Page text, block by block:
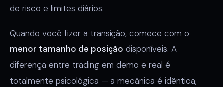
de risco e limites diários.
Quando você fizer a transição, comece com o
menor tamanho de posição disponíveis. A
diferença entre trading em demo e real é
totalmente psicológica — a mecânica é idêntica,